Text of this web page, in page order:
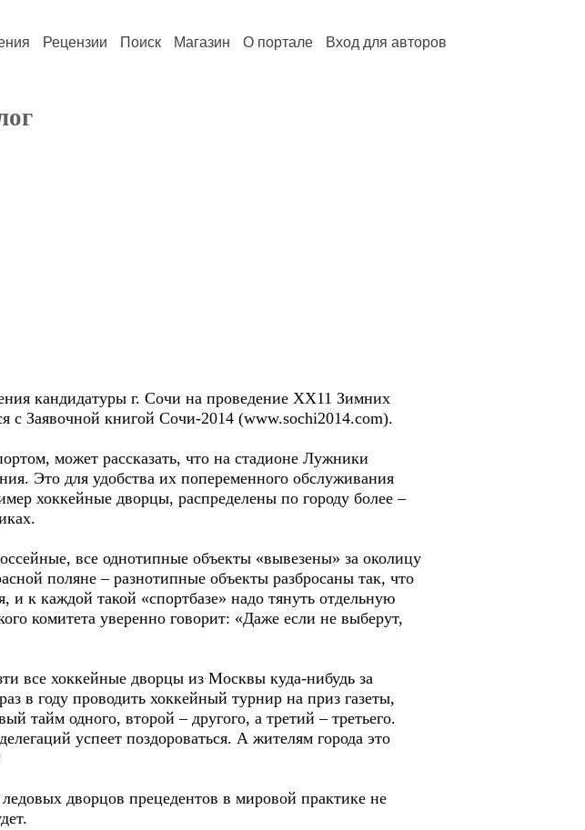
Рецензии Поиск Магазин О портале Вход для авторов
кандидатуры г. Сочи на проведение ХХ11 Зимних
Заявочной книгой Сочи-2014 (www.sochi2014.com).
может рассказать, что на стадионе Лужники
Это для удобства их попеременного обслуживания
хоккейные дворцы, распределены по городу более –
все однотипные объекты «вывезены» за околицу
поляне – разнотипные объекты разбросаны так, что
и к каждой такой «спортбазе» надо тянуть отдельную
комитета уверенно говорит: «Даже если не выберут,
все хоккейные дворцы из Москвы куда-нибудь за
в году проводить хоккейный турнир на приз газеты,
тайм одного, второй – другого, а третий – третьего.
успеет поздороваться. А жителям города это
дворцов прецедентов в мировой практике не